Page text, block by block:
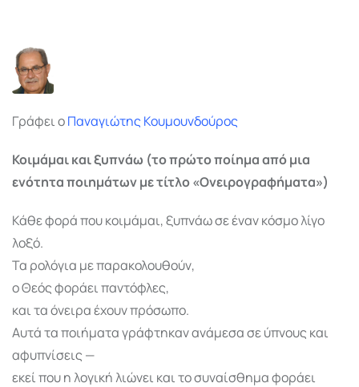
Γράφει οΠαναγιώτης Κουμουνδούρος
Κοιμάμαι και ξυπνάω (το πρώτο ποίημα από μια
ενότητα ποιημάτων με τίτλο «Ονειρογραφήματα»)
Κάθε φορά που κοιμάμαι, ξυπνάω σε έναν κόσμο λίγο
λοξό.
Τα ρολόγια με παρακολουθούν,
ο Θεός φοράει παντόφλες,
και τα όνειρα έχουν πρόσωπο.
Αυτά τα ποιήματα γράφτηκαν ανάμεσα σε ύπνους και
αφυπνίσεις —
εκεί που η λογική λιώνει και το συναίσθημα φοράει